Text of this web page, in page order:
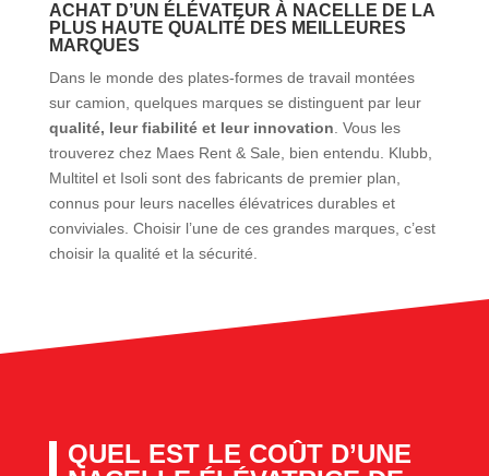
ACHAT D’UN ÉLÉVATEUR À NACELLE DE LA
PLUS HAUTE QUALITÉ DES MEILLEURES
MARQUES
Dans le monde des plates-formes de travail montées
sur camion, quelques marques se distinguent par leur
qualité, leur fiabilité et leur innovation . Vous les
trouverez chez Maes Rent & Sale, bien entendu. Klubb,
Multitel et Isoli sont des fabricants de premier plan,
connus pour leurs nacelles élévatrices durables et
conviviales. Choisir l’une de ces grandes marques, c’est
choisir la qualité et la sécurité.
QUEL EST LE COÛT D’UNE